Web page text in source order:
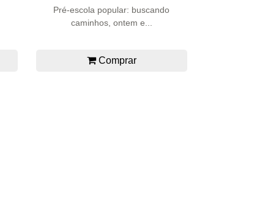
Pré-escola popular: buscando
caminhos, ontem e...
Comprar